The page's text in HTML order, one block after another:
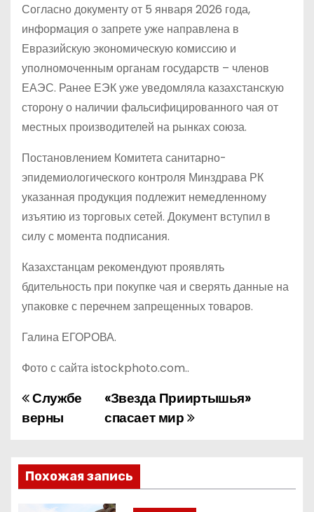
Согласно документу от 5 января 2026 года,
информация о запрете уже направлена в
Евразийскую экономическую комиссию и
уполномоченным органам государств – членов
ЕАЭС. Ранее ЕЭК уже уведомляла казахстанскую
сторону о наличии фальсифицированного чая от
местных производителей на рынках союза.
Постановлением Комитета санитарно-
эпидемиологического контроля Минздрава РК
указанная продукция подлежит немедленному
изъятию из торговых сетей. Документ вступил в
силу с момента подписания.
Казахстанцам рекомендуют проявлять
бдительность при покупке чая и сверять данные на
упаковке с перечнем запрещенных товаров.
Галина ЕГОРОВА.
Фото с сайта istockphoto.com..
Н
в
и
«Звезда Прииртышья»
спасает мир
Службе
верны
Похожая запись